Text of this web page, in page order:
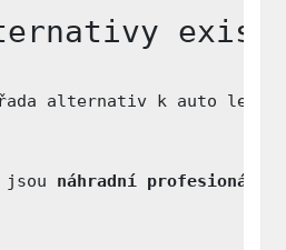
alternativ k auto
jsou náhradní profesionální